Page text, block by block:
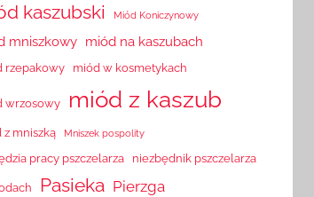
kaszubski Miód Koniczynowy
mniszkowy miód na kaszubach
rzepakowy miód w kosmetykach
wrzosowy miód z kaszub
z mniszką Mniszek pospolity
pracy pszczelarza niezbędnik pszczelarza
Pasieka Pierzga